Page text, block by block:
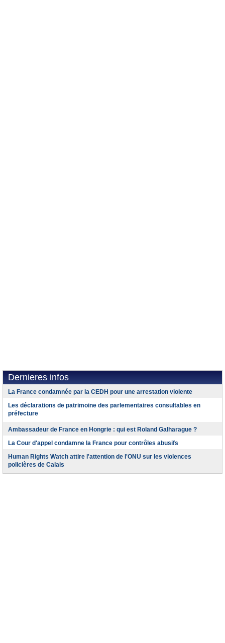
Dernieres infos
La France condamnée par la CEDH pour une arrestation violente
Les déclarations de patrimoine des parlementaires consultables en
préfecture
Ambassadeur de France en Hongrie : qui est Roland Galharague ?
La Cour d'appel condamne la France pour contrôles abusifs
Human Rights Watch attire l'attention de l'ONU sur les violences
policières de Calais